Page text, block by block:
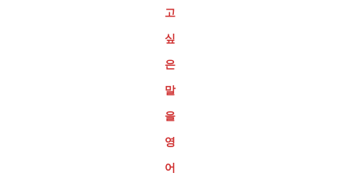
고
싶
은
말
을
영
어